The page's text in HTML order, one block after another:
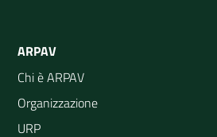
ARPAV
Chi è ARPAV
Organizzazione
URP